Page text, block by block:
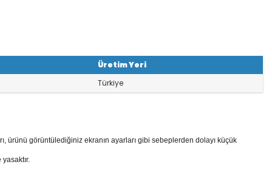
Üretim Yeri
Türkiye
ürünü görüntülediğiniz ekranın ayarları gibi sebeplerden dolayı küçük